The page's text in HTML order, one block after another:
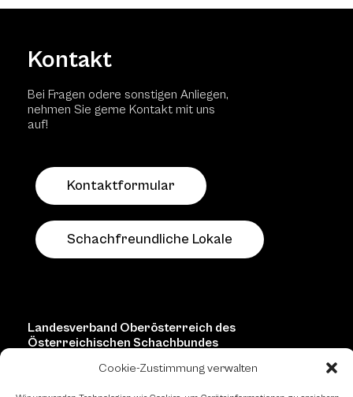
Cookie-Zustimmung verwalten
Kontakt
Bei Fragen odere sonstigen Anliegen,
nehmen Sie gerne Kontakt mit uns
auf!
Kontaktformular
Schachfreundliche Lokale
Landesverband Oberösterreich des
Österreichischen Schachbundes
Kornstraße 7A